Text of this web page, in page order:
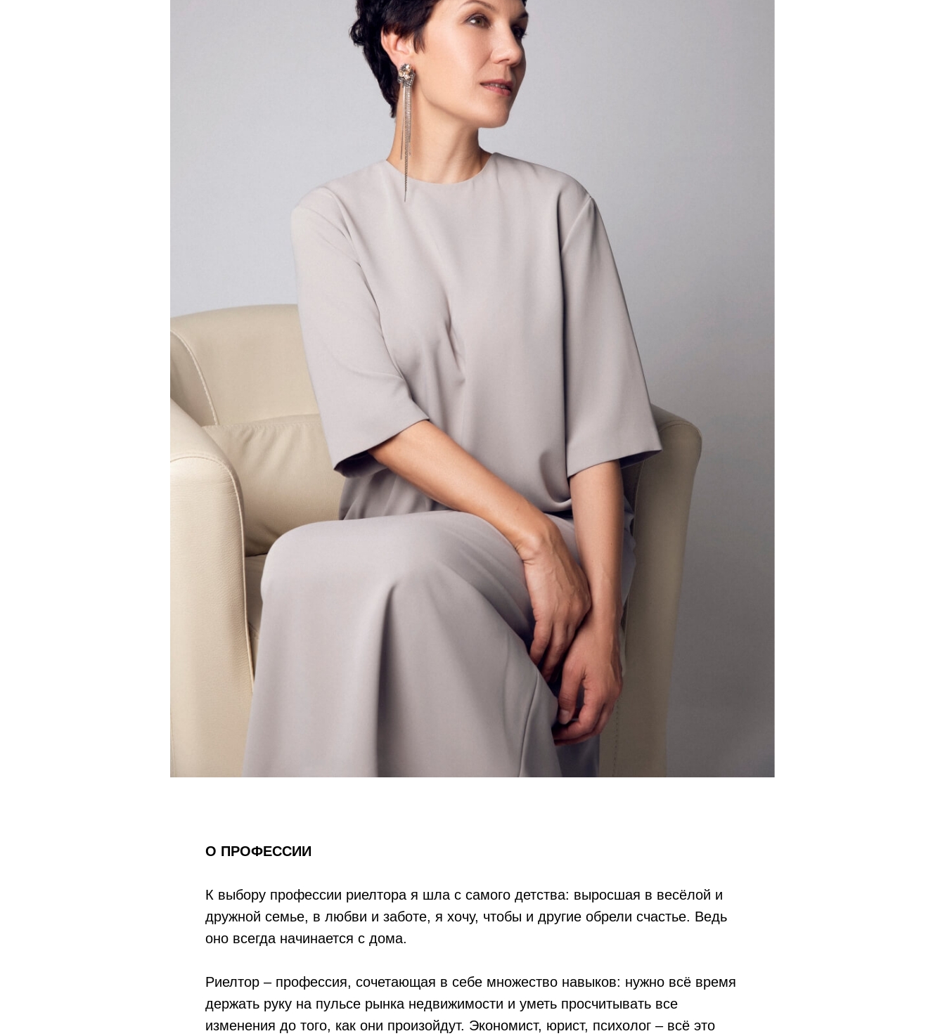
О ПРОФЕССИИ
К выбору профессии риелтора я шла с самого детства: выросшая в весёлой и
дружной семье, в любви и заботе, я хочу, чтобы и другие обрели счастье. Ведь
оно всегда начинается с дома.
Риелтор – профессия, сочетающая в себе множество навыков: нужно всё время
держать руку на пульсе рынка недвижимости и уметь просчитывать все
изменения до того, как они произойдут. Экономист, юрист, психолог – всё это